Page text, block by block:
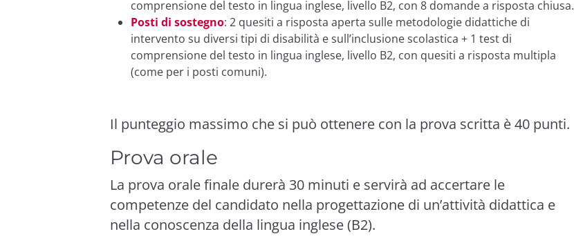
comprensione del testo in lingua inglese, livello B2, con 8 domande a risposta chiusa.
Posti di sostegno: 2 quesiti a risposta aperta sulle metodologie didattiche di
intervento su diversi tipi di disabilità e sull’inclusione scolastica + 1 test di
comprensione del testo in lingua inglese, livello B2, con quesiti a risposta multipla
(come per i posti comuni).
Il punteggio massimo che si può ottenere con la prova scritta è 40 punti.
Prova orale
La prova orale finale durerà 30 minuti e servirà ad accertare le
competenze del candidato nella progettazione di un’attività didattica e
nella conoscenza della lingua inglese (B2).